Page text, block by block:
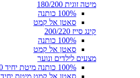
מיטה זוגית 180/200
100% כותנה
סאטן אל קמט
קינג סייז 200/220
100% כותנה
סאטן אל קמט
מצעים לילדים ונוער
100% כותנה מיטת יחיד 90/200
סאטן אל קמט מיטת יחיד 90/200